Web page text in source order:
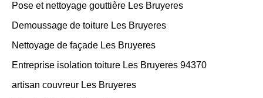
Pose et nettoyage gouttière Les Bruyeres
Demoussage de toiture Les Bruyeres
Nettoyage de façade Les Bruyeres
Entreprise isolation toiture Les Bruyeres 94370
artisan couvreur Les Bruyeres